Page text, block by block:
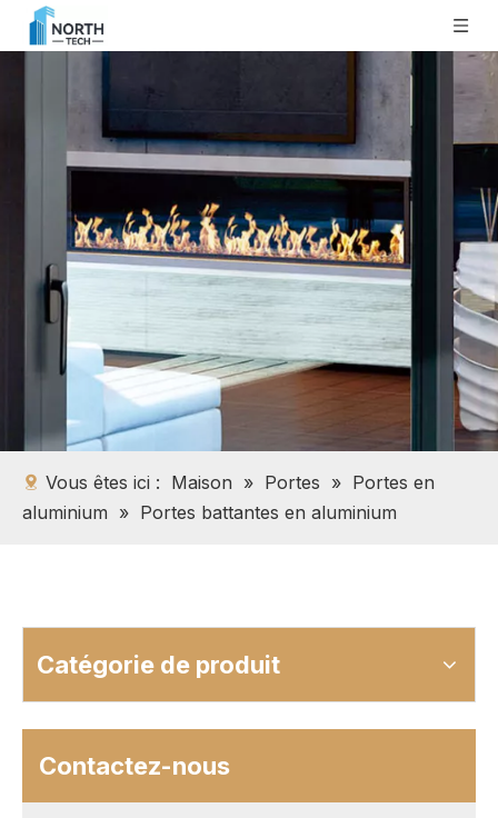
Vous êtes ici : Maison » Portes » Portes en
aluminium » Portes battantes en aluminium
Catégorie de produit
Contactez-nous